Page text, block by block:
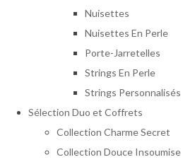
Nuisettes
Nuisettes En Perle
Porte-Jarretelles
Strings En Perle
Strings Personnalisés
Sélection Duo et Coffrets
Collection Charme Secret
Collection Douce Insoumise